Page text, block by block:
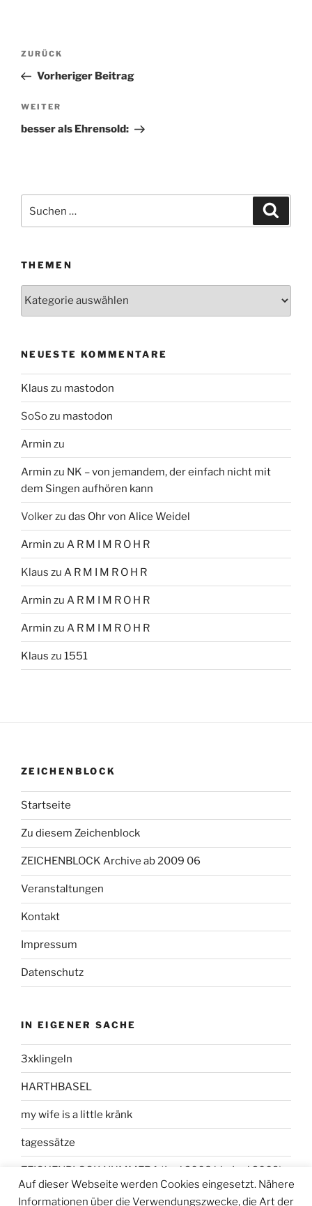
Beitragsnavigation
Vorheriger
Beitrag
ZURÜCK
Vorheriger Beitrag
Nächster
Beitrag
WEITER
besser als Ehrensold:
THEMEN
Themen
NEUESTE KOMMENTARE
Klaus zu mastodon
SoSozu mastodon
Armin zu
Armin zu NK – von jemandem, der einfach nicht mit
dem Singen aufhören kann
Volkerzu das Ohr von Alice Weidel
Armin zu A R M I M R O H R
Klaus zu A R M I M R O H R
Armin zu A R M I M R O H R
Armin zu A R M I M R O H R
Klaus zu 1551
ZEICHENBLOCK
Startseite
Zu diesem Zeichenblock
ZEICHENBLOCK Archive ab 2009 06
Veranstaltungen
Kontakt
Impressum
Datenschutz
IN EIGENER SACHE
3xklingeln
HARTHBASEL
my wife is a little kränk
tagessätze
ZEICHENBLOCK NUMMER 1 (Juni 2008 bis Juni 2009)
Auf dieser Webseite werden Cookies eingesetzt. Nähere
Informationen über die Verwendungszwecke, die Art der